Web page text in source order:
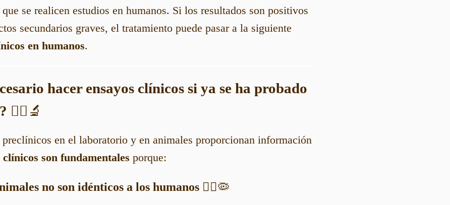
se realicen estudios en humanos. Si los resultados son positivos
secundarios graves, el tratamiento puede pasar a la siguiente
en humanos.
hacer ensayos clínicos si ya se ha probado
🧑‍⚕️🔬
en el laboratorio y en animales proporcionan información
clínicos son fundamentales porque:
no son idénticos a los humanos 🧑‍⚕️🦠